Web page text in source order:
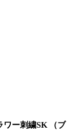
ワー刺繍SK （ブ